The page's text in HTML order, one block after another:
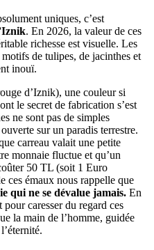
uniques, c’est
. En 2026, la valeur de ces
richesse est visuelle. Les
de tulipes, de jacinthes et
inouï.
d’Iznik), une couleur si
le secret de fabrication s’est
ne sont pas de simples
sur un paradis terrestre.
carreau valait une petite
monnaie fluctue et qu’un
50 TL (soit 1 Euro
ces émaux nous rappelle que
qui ne se dévalue jamais. En
caresser du regard ces
la main de l’homme, guidée